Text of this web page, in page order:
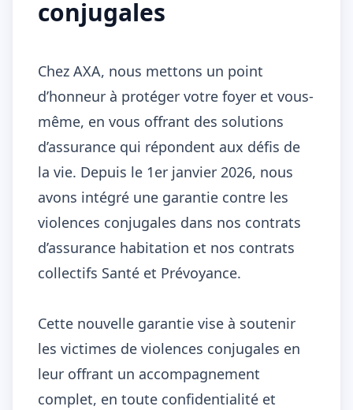
conjugales
Chez AXA, nous mettons un point
d’honneur à protéger votre foyer et vous-
même, en vous offrant des solutions
d’assurance qui répondent aux défis de
la vie. Depuis le 1er janvier 2026, nous
avons intégré une garantie contre les
violences conjugales dans nos contrats
d’assurance habitation et nos contrats
collectifs Santé et Prévoyance.
Cette nouvelle garantie vise à soutenir
les victimes de violences conjugales en
leur offrant un accompagnement
complet, en toute confidentialité et